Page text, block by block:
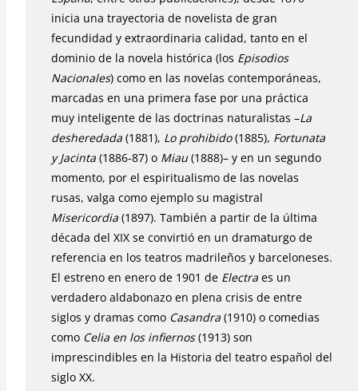
inicia una trayectoria de novelista de gran
fecundidad y extraordinaria calidad, tanto en el
dominio de la novela histórica (los Episodios
Nacionales) como en las novelas contemporáneas,
marcadas en una primera fase por una práctica
muy inteligente de las doctrinas naturalistas –La
desheredada (1881), Lo prohibido(1885), Fortunata
y Jacinta (1886-87) o Miau(1888)– y en un segundo
momento, por el espiritualismo de las novelas
rusas, valga como ejemplo su magistral
Misericordia (1897). También a partir de la última
década del XIX se convirtió en un dramaturgo de
referencia en los teatros madrileños y barceloneses.
El estreno en enero de 1901 de Electra es un
verdadero aldabonazo en plena crisis de entre
siglos y dramas como Casandra (1910) o comedias
como Celia en los infiernos(1913) son
imprescindibles en la Historia del teatro español del
siglo XX.